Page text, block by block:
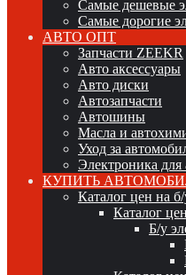
Самые дешевые
Самые дорогие
АВТО ОПТ
Запчасти ZEEKR
Авто аксессуары
Авто диски
Автозапчасти
Автошины
Масла и
Уход за
Электроника для
КУПИТЬ
Каталог цен на
Каталог
Б/у